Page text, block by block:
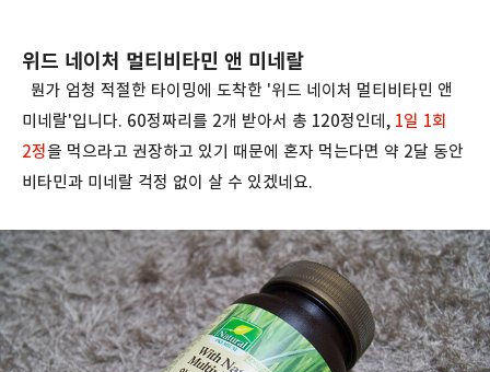
위드 네이처 멀티비타민 앤 미네랄
뭔가 엄청 적절한 타이밍에 도착한 '위드 네이처 멀티비타민 앤
미네랄'입니다. 60정짜리를 2개 받아서 총 120정인데, 1일 1회
2정을 먹으라고 권장하고 있기 때문에 혼자 먹는다면 약 2달 동안
비타민과 미네랄 걱정 없이 살 수 있겠네요.